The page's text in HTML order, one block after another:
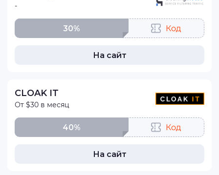
-
30% Код
На сайт
CLOAK IT
От $30 в месяц
40% Код
На сайт